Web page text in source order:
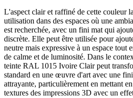
L'aspect clair et raffiné de cette couleur
utilisation dans des espaces où une
est recherchée, avec un fini mat qui
discrète. Elle peut être utilisée pour
neutre mais expressive à un espace tout
de calme et de luminosité. Dans le
teinte RAL 1015 Ivoire Clair peut
standard en une œuvre d'art avec une
attrayante, particulièrement en mettant
textures des impressions 3D avec un